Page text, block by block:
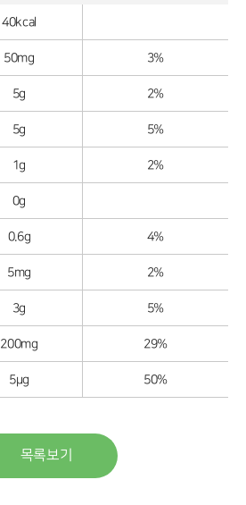
40kcal
50mg 3%
5g 2%
5g 5%
1g 2%
0g
0.6g 4%
5mg 2%
3g 5%
200mg 29%
5μg 50%
목록보기